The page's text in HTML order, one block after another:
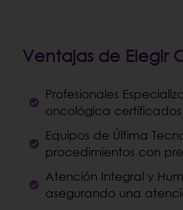
Ventajas de Elegir
Profesionales
oncológica
Equipos de Última
procedimientos con
Atención Integral y
asegurando una